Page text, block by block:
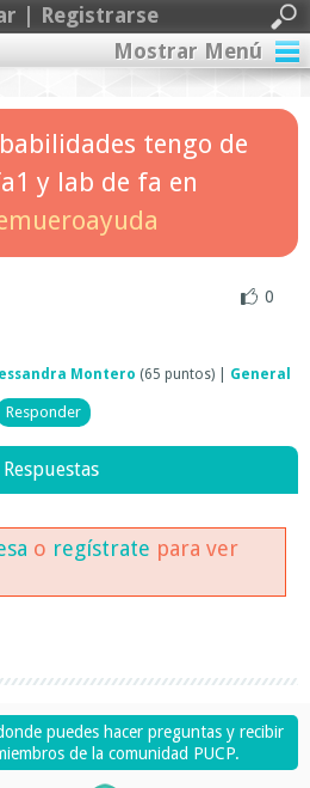
| Registrarse
Mostrar Menú
tengo de
y lab de fa en
0
Montero (65 puntos) General
Respuestas
o regístrate para ver
puedes hacer preguntas y recibir
de la comunidad PUCP.